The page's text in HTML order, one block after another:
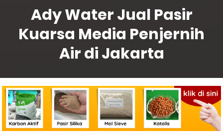
Ady Water Jual Pasir
Kuarsa Media Penjernih
Air di Jakarta